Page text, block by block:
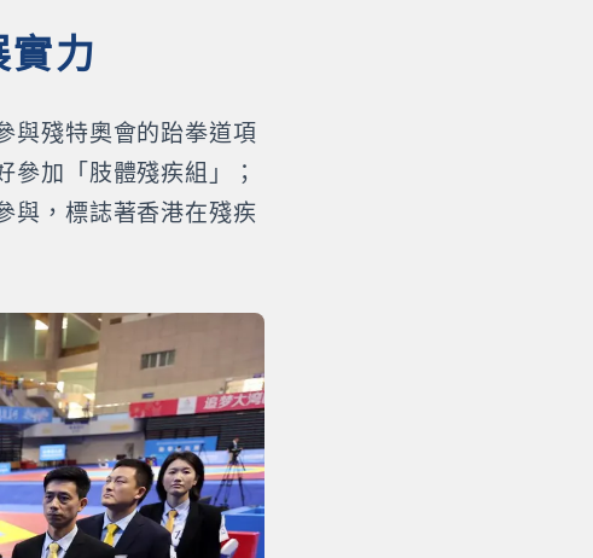
實力
與殘特奧會的跆拳道項
參加「肢體殘疾組」；
與，標誌著香港在殘疾